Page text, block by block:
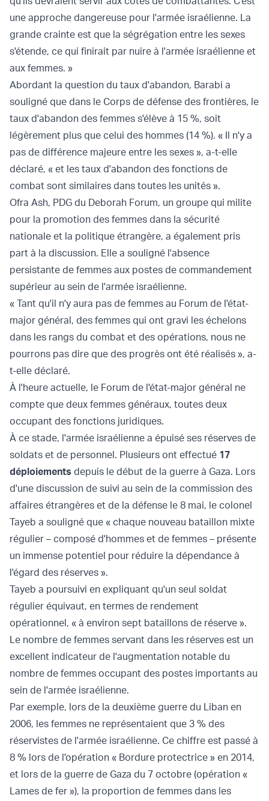
une approche dangereuse pour l'armée israélienne. La
grande crainte est que la ségrégation entre les sexes
s'étende, ce qui finirait par nuire à l'armée israélienne et
aux femmes. »
Abordant la question du taux d'abandon, Barabi a
souligné que dans le Corps de défense des frontières, le
taux d'abandon des femmes s'élève à 15 %, soit
légèrement plus que celui des hommes (14 %). « Il n'y a
pas de différence majeure entre les sexes », a-t-elle
déclaré, « et les taux d'abandon des fonctions de
combat sont similaires dans toutes les unités ».
Ofra Ash, PDG du Deborah Forum, un groupe qui milite
pour la promotion des femmes dans la sécurité
nationale et la politique étrangère, a également pris
part à la discussion. Elle a souligné l'absence
persistante de femmes aux postes de commandement
supérieur au sein de l'armée israélienne.
« Tant qu'il n'y aura pas de femmes au Forum de l'état-
major général, des femmes qui ont gravi les échelons
dans les rangs du combat et des opérations, nous ne
pourrons pas dire que des progrès ont été réalisés », a-
t-elle déclaré.
À l'heure actuelle, le Forum de l'état-major général ne
compte que deux femmes généraux, toutes deux
occupant des fonctions juridiques.
À ce stade, l'armée israélienne a épuisé ses réserves de
soldats et de personnel. Plusieurs ont effectué 17
déploiements depuis le début de la guerre à Gaza. Lors
d'une discussion de suivi au sein de la commission des
affaires étrangères et de la défense le 8 mai, le colonel
Tayeb a souligné que « chaque nouveau bataillon mixte
régulier – composé d'hommes et de femmes – présente
un immense potentiel pour réduire la dépendance à
l'égard des réserves ».
Tayeb a poursuivi en expliquant qu'un seul soldat
régulier équivaut, en termes de rendement
opérationnel, « à environ sept bataillons de réserve ».
Le nombre de femmes servant dans les réserves est un
excellent indicateur de l'augmentation notable du
nombre de femmes occupant des postes importants au
sein de l'armée israélienne.
Par exemple, lors de la deuxième guerre du Liban en
2006, les femmes ne représentaient que 3 % des
réservistes de l'armée israélienne. Ce chiffre est passé à
8 % lors de l'opération « Bordure protectrice » en 2014,
et lors de la guerre de Gaza du 7 octobre (opération «
Lames de fer »), la proportion de femmes dans les